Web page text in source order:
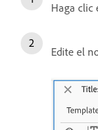
Haga clic
Edite el